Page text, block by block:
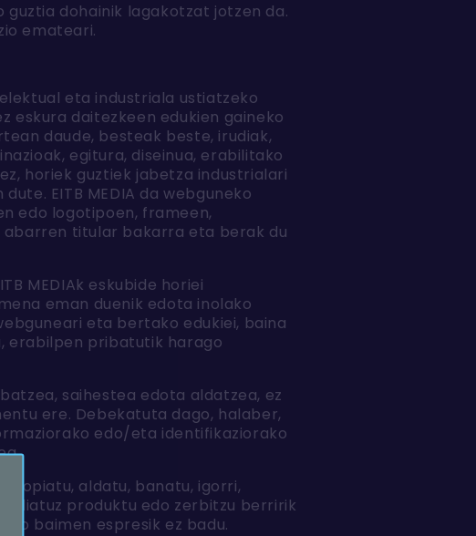
guztia dohainik lagakotzat jotzen da.
emateari.
eta industriala ustiatzeko
eskura daitezkeen edukien gaineko
daude, besteak beste, irudiak,
egitura, diseinua, erabilitako
horiek guztiek jabetza industrialari
EITB MEDIA da webguneko
edo logotipoen, frameen,
titular bakarra eta berak du
MEDIAk eskubide horiei
eman duenik edota inolako
eta bertako edukiei, baina
erabilpen pribatutik harago
saihestea edota aldatzea, ez
ere. Debekatuta dago, halaber,
edo/eta identifikaziorako
kopiatu, aldatu, banatu, igorri,
produktu edo zerbitzu berririk
baimen espresik ez badu.